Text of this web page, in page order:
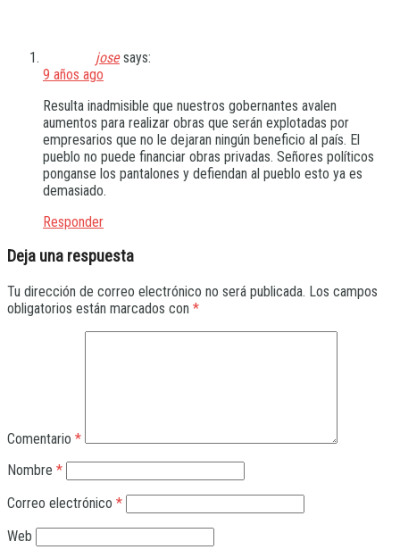
jose says:
9 años ago
Resulta inadmisible que nuestros gobernantes avalen
aumentos para realizar obras que serán explotadas por
empresarios que no le dejaran ningún beneficio al país. El
pueblo no puede financiar obras privadas. Señores políticos
ponganse los pantalones y defiendan al pueblo esto ya es
demasiado.
Responder
Deja una respuesta
Tu dirección de correo electrónico no será publicada. Los campos
obligatorios están marcados con *
Comentario *
Nombre *
Correo electrónico *
Web